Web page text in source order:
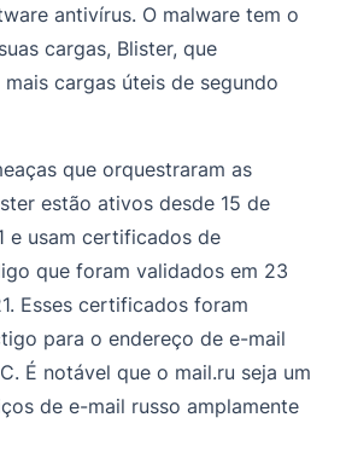
(IOCs)
antivírus. O malware tem o
cargas, Blister, que
cargas úteis de segundo
que orquestraram as
estão ativos desde 15 de
e usam certificados de
que foram validados em 23
Esses certificados foram
para o endereço de e-mail
É notável que o mail.ru seja um
de e-mail russo amplamente